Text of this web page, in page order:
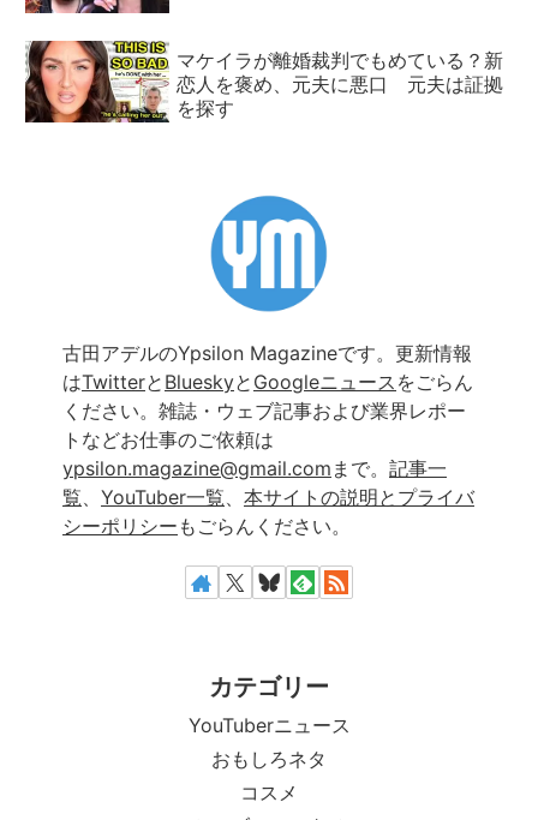
マケイラが離婚裁判でもめている？新
恋人を褒め、元夫に悪口 元夫は証拠
を探す
古田アデルのYpsilon Magazineです。更新情報
はTwitterと Blueskyと Googleニュース をごらん
ください。雑誌・ウェブ記事および業界レポー
トなどお仕事のご依頼は
ypsilon.magazine@gmail.com まで。 記事一
覧、 YouTuber一覧、 本サイトの説明とプライバ
シーポリシー もごらんください。
カテゴリー
YouTuberニュース
おもしろネタ
コスメ